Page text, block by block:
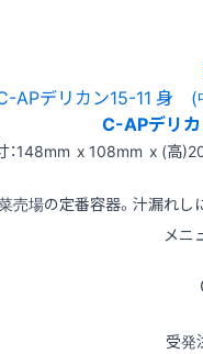
C-APデリ
：148mm x 108mm x (高
売場の定番容器。汁漏れし
メニ
受発